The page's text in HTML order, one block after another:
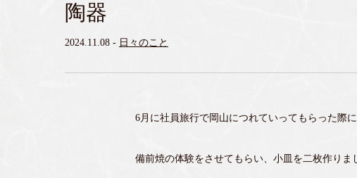
陶器
2024.11.08 - 日々のこと
6月に社員旅行で岡山につれていってもらった際に
備前焼の体験をさせてもらい、小皿を二枚作りま